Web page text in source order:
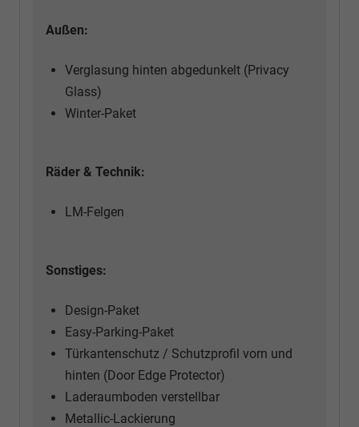
Außen:
Verglasung hinten abgedunkelt (Privacy
Glass)
Winter-Paket
Räder & Technik:
LM-Felgen
Sonstiges:
Design-Paket
Easy-Parking-Paket
Türkantenschutz / Schutzprofil vorn und
hinten (Door Edge Protector)
Laderaumboden verstellbar
Metallic-Lackierung